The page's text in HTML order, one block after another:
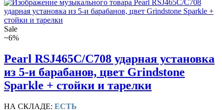
Sale
~6%
Pearl RSJ465C/C708 ударная установка
из 5-и барабанов, цвет Grindstone
Sparkle + стойки и тарелки
НА СКЛАДЕ: ЕСТЬ